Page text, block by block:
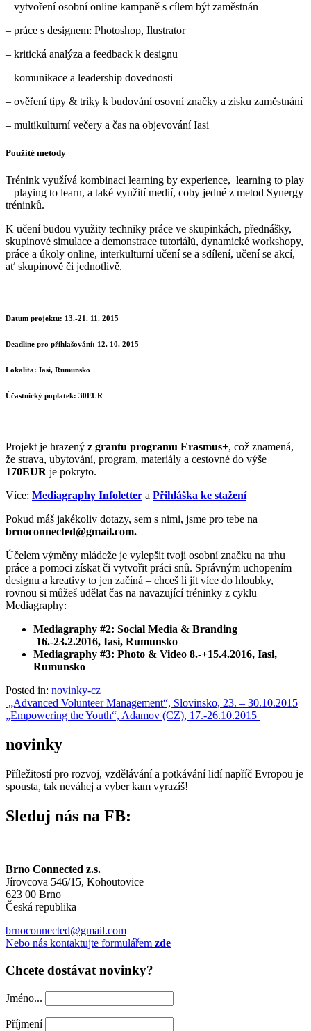
– vytvoření osobní online kampaně s cílem být zaměstnán
– práce s designem: Photoshop, Ilustrator
– kritická analýza a feedback k designu
– komunikace a leadership dovednosti
– ověření tipy & triky k budování osovní značky a zisku zaměstnání
– multikulturní večery a čas na objevování Iasi
Použité metody
Trénink využívá kombinaci learning by experience, learning to play
– playing to learn, a také využití medií, coby jedné z metod Synergy
tréninků.
K učení budou využity techniky práce ve skupinkách, přednášky,
skupinové simulace a demonstrace tutoriálů, dynamické workshopy,
práce a úkoly online, interkulturní učení se a sdílení, učení se akcí,
ať skupinově či jednotlivě.
Datum projektu: 13.-21. 11. 2015
Deadline pro přihlašování: 12. 10. 2015
Lokalita: Iasi, Rumunsko
Účastnický poplatek: 30EUR
Projekt je hrazený z grantu programu Erasmus+, což znamená,
že strava, ubytování, program, materiály a cestovné do výše
170EUR je pokryto.
Více: Mediagraphy Infoletter a Přihláška ke stažení
Pokud máš jakékoliv dotazy, sem s nimi, jsme pro tebe na
brnoconnected@gmail.com.
Účelem výměny mládeže je vylepšit tvoji osobní značku na trhu
práce a pomoci získat či vytvořit práci snů. Správným uchopením
designu a kreativy to jen začíná – chceš li jít více do hloubky,
rovnou si můžeš udělat čas na navazující tréninky z cyklu
Mediagraphy:
Mediagraphy #2: Social Media & Branding
16.-23.2.2016, Iasi, Rumunsko
Mediagraphy #3: Photo & Video 8.-+15.4.2016, Iasi,
Rumunsko
Posted in: novinky-cz
Post
navigation
„Advanced Volunteer Management“, Slovinsko, 23. – 30.10.2015
„Empowering the Youth“, Adamov (CZ), 17.-26.10.2015
novinky
Příležitostí pro rozvoj, vzdělávání a potkávání lidí napříč Evropou je
spousta, tak neváhej a vyber kam vyrazíš!
Sleduj nás na FB:
Brno Connected z.s.
Jírovcova 546/15, Kohoutovice
623 00 Brno
Česká republika
brnoconnected@gmail.com
Nebo nás kontaktujte formulářem zde
Chcete dostávat novinky?
Jméno...
Příjmení